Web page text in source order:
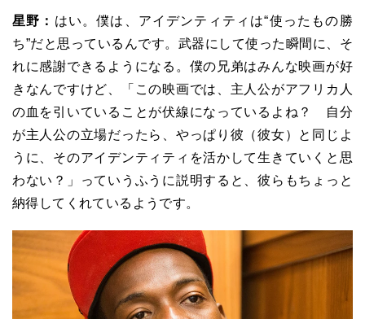
星野： はい。僕は、アイデンティティは“使ったもの勝
ち”だと思っているんです。武器にして使った瞬間に、そ
れに感謝できるようになる。僕の兄弟はみんな映画が好
きなんですけど、「この映画では、主人公がアフリカ人
の血を引いていることが伏線になっているよね？ 自分
が主人公の立場だったら、やっぱり彼（彼女）と同じよ
うに、そのアイデンティティを活かして生きていくと思
わない？」っていうふうに説明すると、彼らもちょっと
納得してくれているようです。